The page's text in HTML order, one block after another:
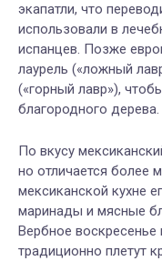
экапатли, что
использовали в
испанцев. Позже
лаурель («ложный
(«горный лавр»),
благородного дерева.
По вкусу
но отличается более
мексиканской кухне
маринады и мясные
Вербное воскресенье
традиционно плетут